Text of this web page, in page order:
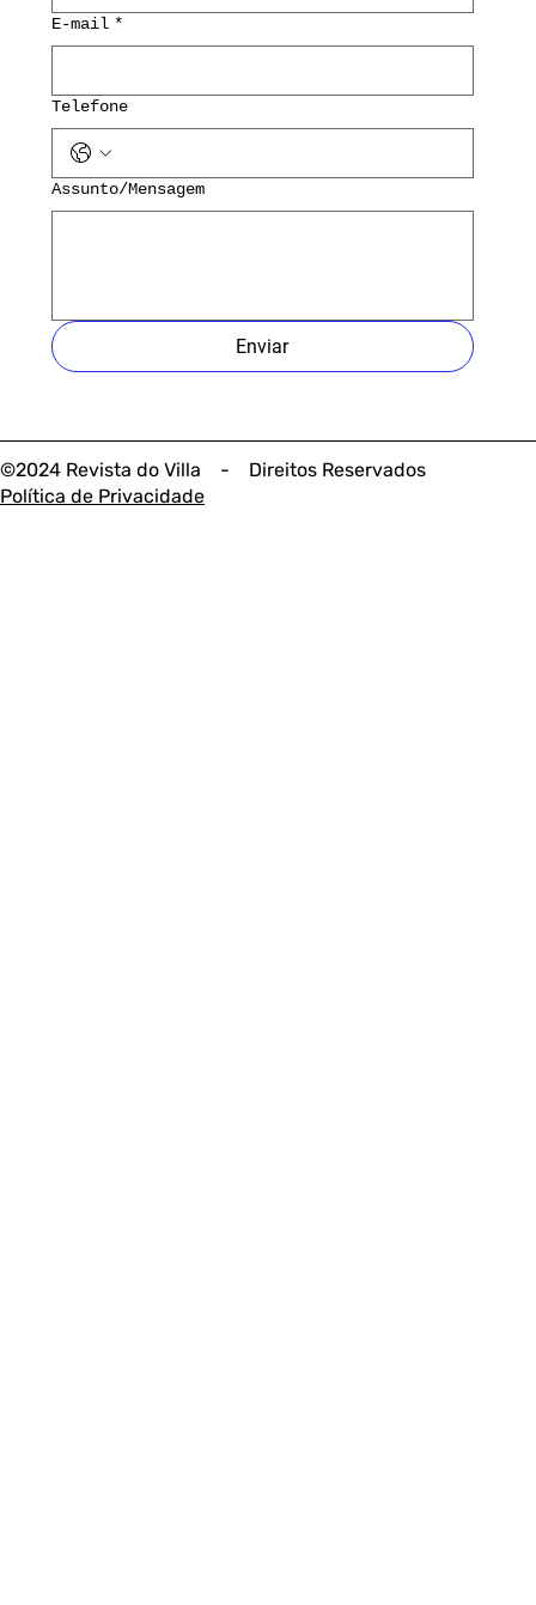
©2024 Revista do Villa - Direitos Reservados
Política de Privacidade
E-mail *
Telefone
Assunto/Mensagem
Enviar